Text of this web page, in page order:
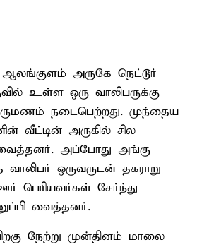
அருகே நெட்டூர்
உள்ள ஒரு வாலிபருக்கு
நடைபெற்றது. முந்தைய
வீட்டின் அருகில் சில
அப்போது அங்கு
ஒருவருடன் தகராறு
பெரியவர்கள் சேர்ந்து
வைத்தனர்.
நேற்று முன்தினம் மாலை